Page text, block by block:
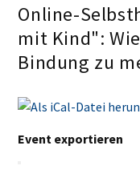
Online-
mit Kind":
Bindung zu
Event exportieren